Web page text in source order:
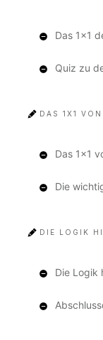
Das 1x1
Quiz zu
DAS 1X1
Das 1x1
Die
DIE LOGIK
Die Logik